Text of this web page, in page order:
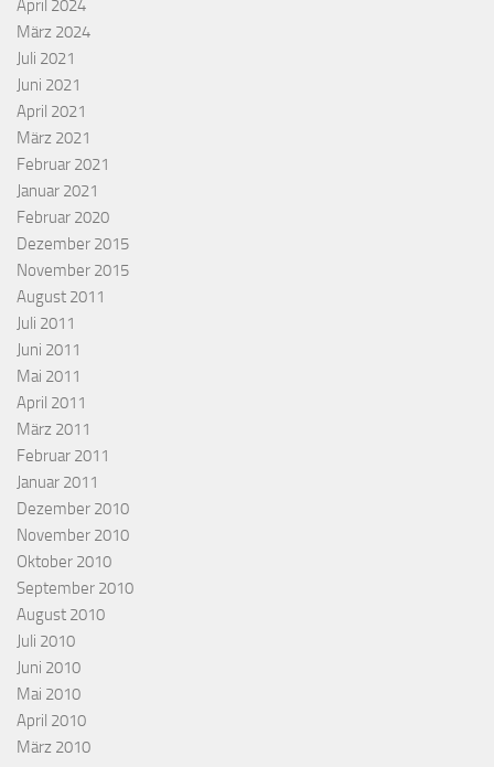
April 2024
März 2024
Juli 2021
Juni 2021
April 2021
März 2021
Februar 2021
Januar 2021
Februar 2020
Dezember 2015
November 2015
August 2011
Juli 2011
Juni 2011
Mai 2011
April 2011
März 2011
Februar 2011
Januar 2011
Dezember 2010
November 2010
Oktober 2010
September 2010
August 2010
Juli 2010
Juni 2010
Mai 2010
April 2010
März 2010